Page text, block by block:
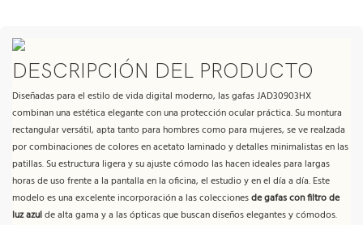
DESCRIPCIÓN DEL PRODUCTO
Diseñadas para el estilo de vida digital moderno, las gafas JAD30903HX
combinan una estética elegante con una protección ocular práctica. Su montura
rectangular versátil, apta tanto para hombres como para mujeres, se ve realzada
por combinaciones de colores en acetato laminado y detalles minimalistas en las
patillas. Su estructura ligera y su ajuste cómodo las hacen ideales para largas
horas de uso frente a la pantalla en la oficina, el estudio y en el día a día. Este
modelo es una excelente incorporación a las coleccionesde gafas con filtro de
luz azulde alta gama y a las ópticas que buscan diseños elegantes y cómodos.